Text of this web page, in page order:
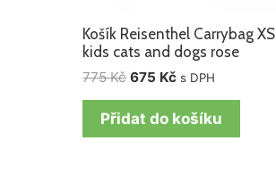
Košík Reisenthel Carrybag XS
kids cats and dogs rose
775Kč 675 Kč s DPH
Přidat do košíku